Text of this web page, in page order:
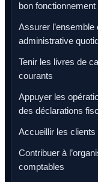
bon
Assurer
administrative
Tenir les livres de
courants
Appuyer les
des déclarations
Accueillir les
Contribuer à
comptables